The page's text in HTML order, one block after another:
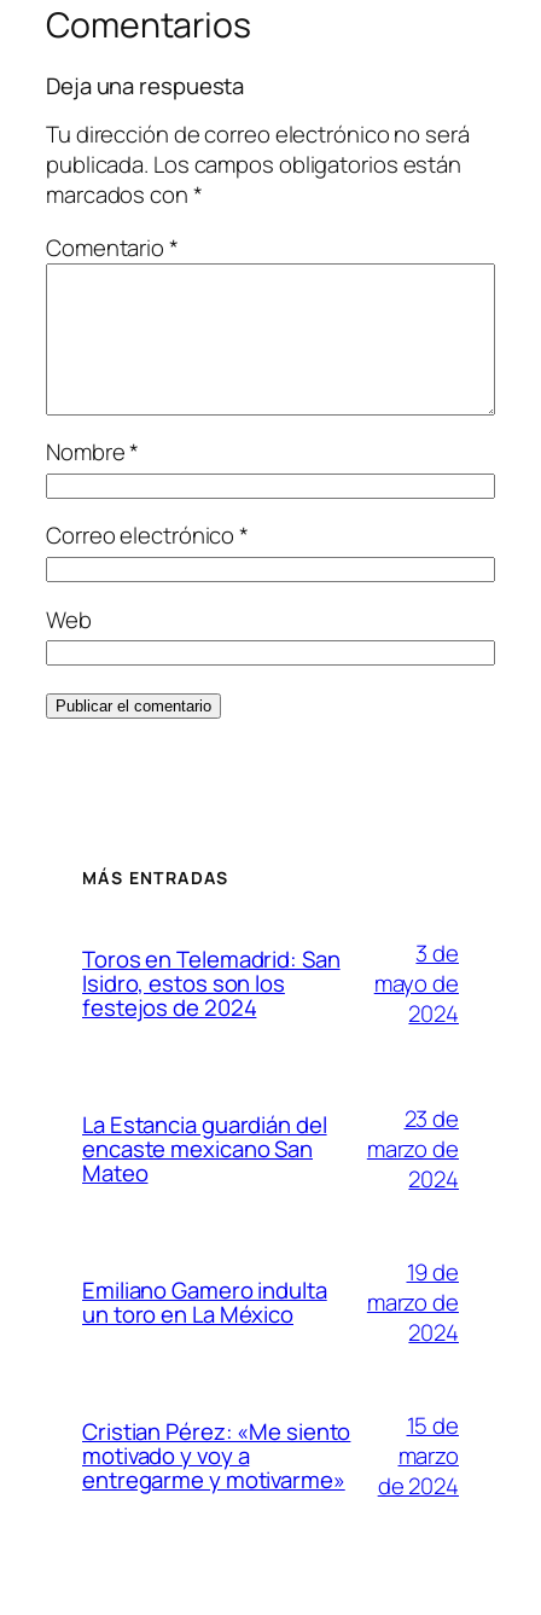
Comentarios
Deja una respuesta
Tu dirección de correo electrónico no será
publicada. Los campos obligatorios están
marcados con*
Comentario*
Nombre*
Correo electrónico*
Web
MÁS ENTRADAS
Toros en Telemadrid: San
Isidro, estos son los
festejos de 2024
3 de
mayo de
2024
La Estancia guardián del
encaste mexicano San
Mateo
23 de
marzo de
2024
Emiliano Gamero indulta
un toro en La México
19 de
marzo de
2024
Cristian Pérez: «Me siento
motivado y voy a
entregarme y motivarme»
15 de
marzo
de 2024